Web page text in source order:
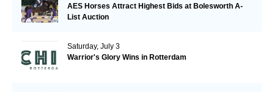
AES Horses Attract Highest Bids at Bolesworth A-
List Auction
Saturday, July 3
Warrior's Glory Wins in Rotterdam